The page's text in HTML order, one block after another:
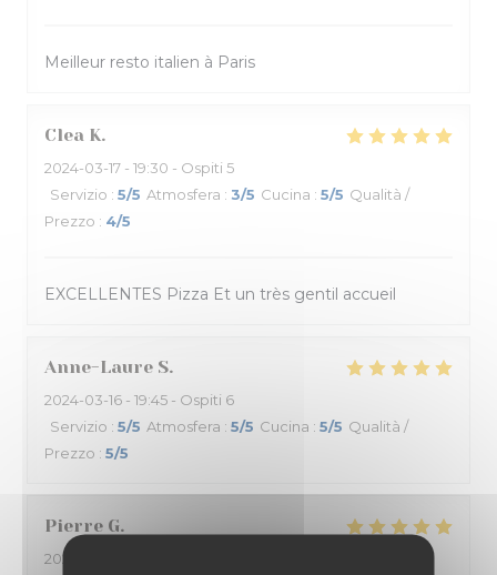
Meilleur resto italien à Paris
Clea K
2024-03-17 - 19:30 - Ospiti 5
Servizio : 5/5 Atmosfera : 3/5 Cucina : 5/5 Qualità /
Prezzo : 4/5
EXCELLENTES Pizza Et un très gentil accueil
Anne-Laure S
2024-03-16 - 19:45 - Ospiti 6
Servizio : 5/5 Atmosfera : 5/5 Cucina : 5/5 Qualità /
Prezzo : 5/5
Pierre G
2024-03-15